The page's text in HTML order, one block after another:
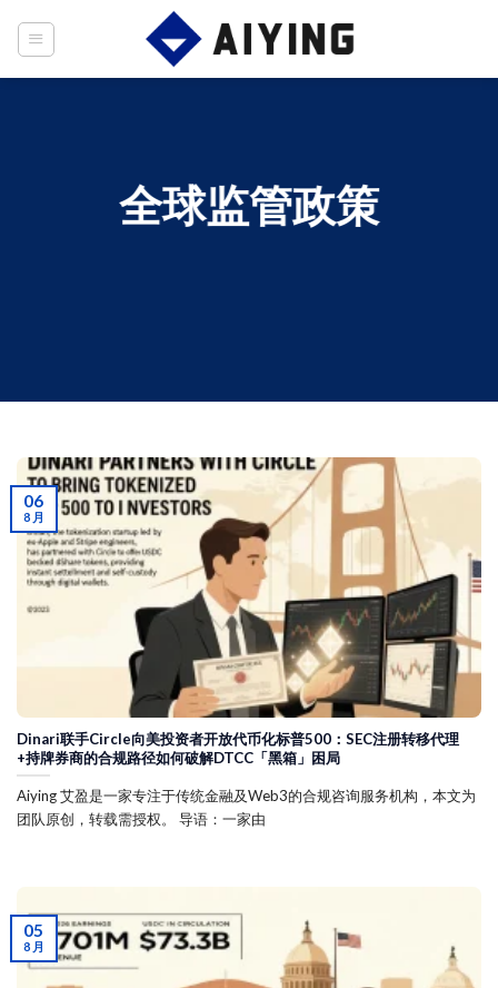
全球监管政策
Dinari联手Circle向美投资者开放代币化标普500：SEC注册转移代理
+持牌券商的合规路径如何破解DTCC「黑箱」困局
Aiying 艾盈是一家专注于传统金融及Web3的合规咨询服务机构，本文为
团队原创，转载需授权。 导语：一家由
06
8 月
05
8 月